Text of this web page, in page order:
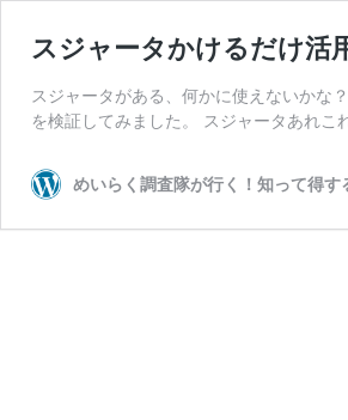
スジャータかけるだけ活
スジャータがある、何かに使えないか
を検証してみました。 スジャータあれ
めいらく調査隊が行く！知って得す